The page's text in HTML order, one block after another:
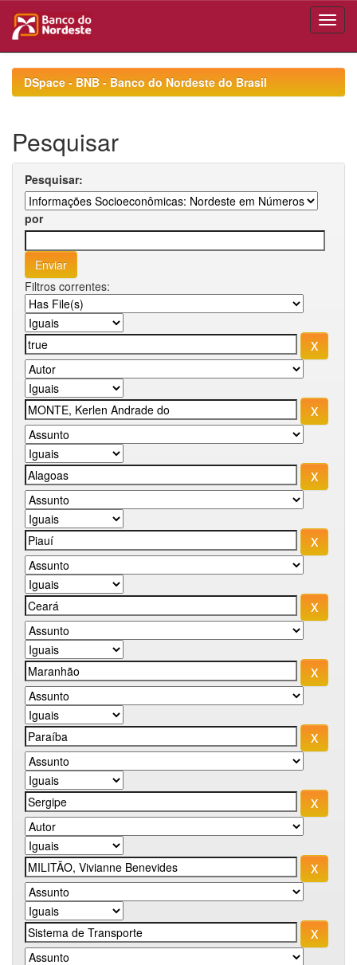
navigationDSpace - BNB - Banco do Nordeste do Brasil
Pesquisar
Pesquisar:
por
Filtros correntes: